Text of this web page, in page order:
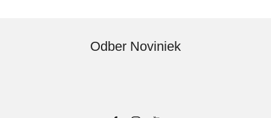
Odber Noviniek